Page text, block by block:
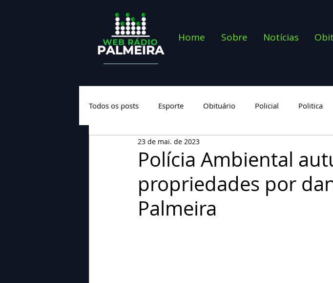
Home Sobre Notícias
Todos os posts Esporte Obituário Policial Politica
Geral Nova categoria
Polícia Ambiental
propriedades por
Palmeira
23 de mai. de 2023